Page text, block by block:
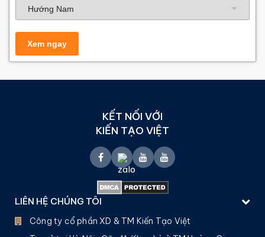
KẾT NỐI VỚI
KIẾN TẠO VIỆT
LIÊN HỆ CHÚNG TÔI
Công ty cổ phần XD & TM Kiến Tạo Việt